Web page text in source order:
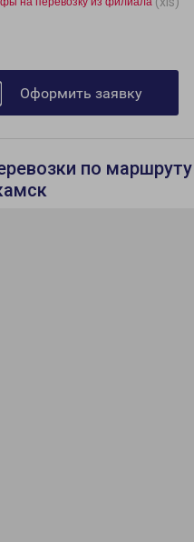
Оформить заявку
по